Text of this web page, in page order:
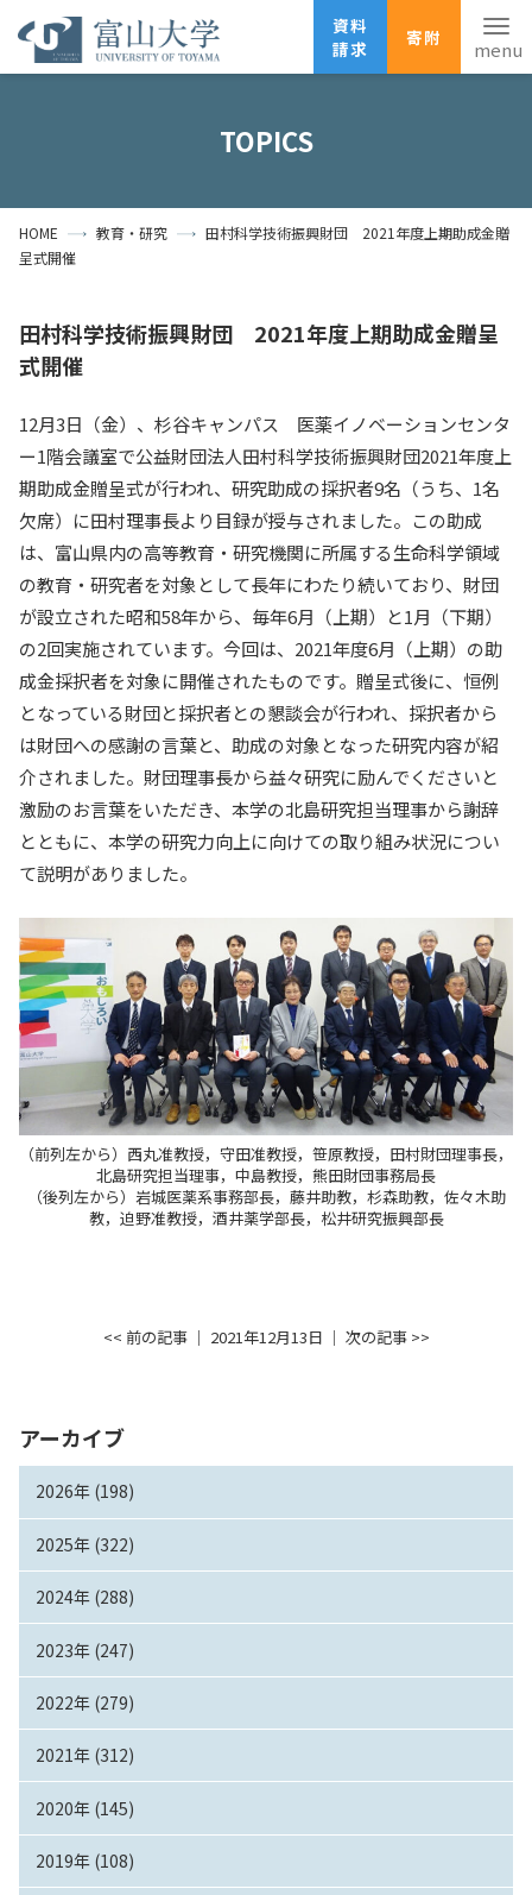
資料
請求
寄附
資料請求
寄附
広報刊行物
受験生の方 地域・一般の方 企業・研究者の方
卒業生の方
大学紹介
学部・大学院・施設
入試情報
教育・学生支援
研究・産学官連携
国際交流・留学
TOPICS
HOME 教育・研究
田村科学技術振興財団 2021年度上期助成金贈
呈式開催
アーカイブ
2026年 (198)
2025年 (322)
2024年 (288)
2023年 (247)
2022年 (279)
2021年 (312)
2020年 (145)
2019年 (108)
田村科学技術振興財団 2021年度上期助成金贈呈
式開催
12月3日（金）、杉谷キャンパス 医薬イノベーションセンタ
ー1階会議室で公益財団法人田村科学技術振興財団2021年度上
期助成金贈呈式が行われ、研究助成の採択者9名（うち、1名
欠席）に田村理事長より目録が授与されました。この助成
は、富山県内の高等教育・研究機関に所属する生命科学領域
の教育・研究者を対象として長年にわたり続いており、財団
が設立された昭和58年から、毎年6月（上期）と1月（下期）
の2回実施されています。今回は、2021年度6月（上期）の助
成金採択者を対象に開催されたものです。贈呈式後に、恒例
となっている財団と採択者との懇談会が行われ、採択者から
は財団への感謝の言葉と、助成の対象となった研究内容が紹
介されました。財団理事長から益々研究に励んでくださいと
激励のお言葉をいただき、本学の北島研究担当理事から謝辞
とともに、本学の研究力向上に向けての取り組み状況につい
て説明がありました。
（前列左から）西丸准教授，守田准教授，笹原教授，田村財団理事長，
北島研究担当理事，中島教授，熊田財団事務局長
（後列左から）岩城医薬系事務部長，藤井助教，杉森助教，佐々木助
教，迫野准教授，酒井薬学部長，松井研究振興部長
<< 前の記事│ 2021年12月13日 │ 次の記事 >>